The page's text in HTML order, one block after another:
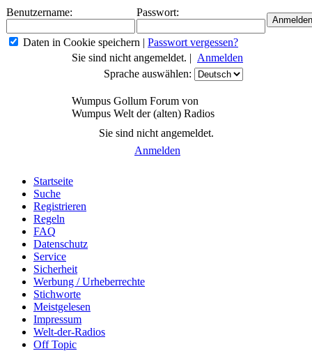
Benutzername: Passwort:
Daten in Cookie speichern | Passwort vergessen?
Sie sind nicht angemeldet. | Anmelden
Sprache auswählen:
Wumpus Gollum Forum von
Wumpus Welt der (alten) Radios
Sie sind nicht angemeldet.
Anmelden
Startseite
Suche
Registrieren
Regeln
FAQ
Datenschutz
Service
Sicherheit
Werbung / Urheberrechte
Stichworte
Meistgelesen
Impressum
Welt-der-Radios
Off Topic